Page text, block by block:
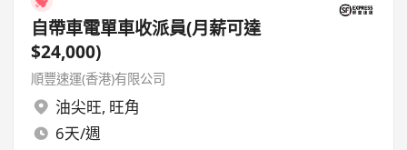
自帶車電單車收派員(月薪可達
$24,000)
順豐速運(香港)有限公司
油尖旺, 旺角
6天/週